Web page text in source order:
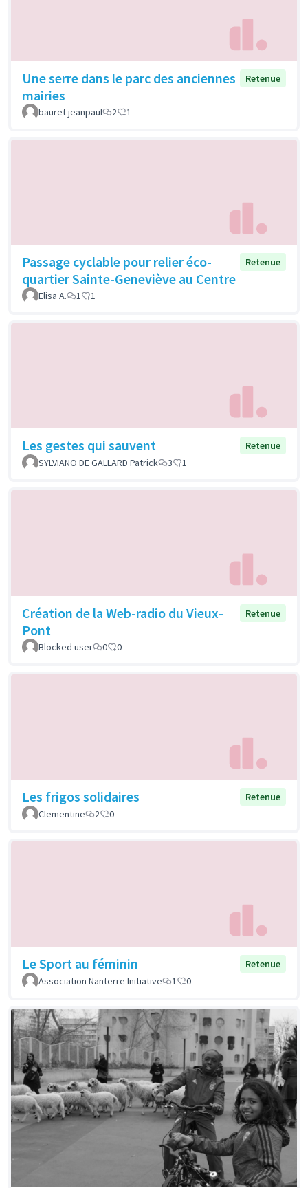
Une serre dans le parc des anciennes
mairies
Retenue
bauret jeanpaul 2 1
Passage cyclable pour relier éco-
quartier Sainte-Geneviève au Centre
Retenue
Elisa A. 1 1
Les gestes qui sauvent
Retenue
SYLVIANO DE GALLARD Patrick
3 1
Création de la Web-radio du Vieux-
Pont
Retenue
Blocked user 0 0
Les frigos solidaires
Retenue
Clementine
2 0
Le Sport au féminin
Retenue
Association Nanterre Initiative
1 0